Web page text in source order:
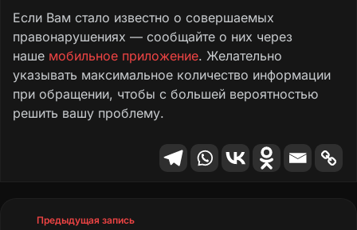
Если Вам стало известно о совершаемых
правонарушениях — сообщайте о них через
наше мобильное приложение. Желательно
указывать максимальное количество информации
при обращении, чтобы с большей вероятностью
решить вашу проблему.
Предыдущая запись